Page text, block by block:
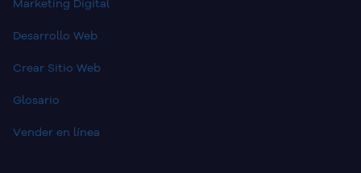
Marketing Digital
Desarrollo Web
Crear Sitio Web
Glosario
Vender en línea